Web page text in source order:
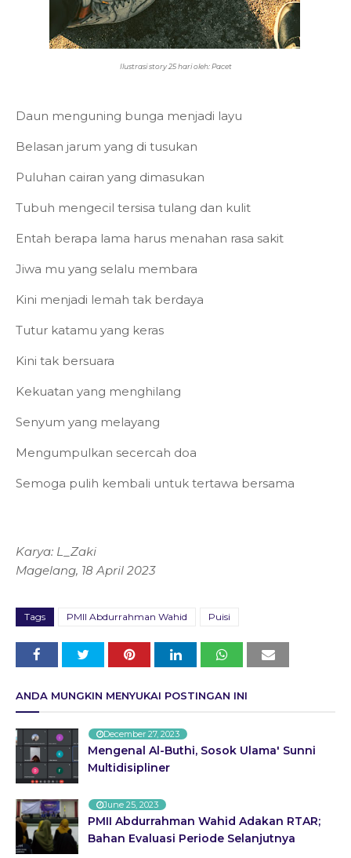
Ilustrasi story 25 hari oleh: Pacet
Daun menguning bunga menjadi layu
Belasan jarum yang di tusukan
Puluhan cairan yang dimasukan
Tubuh mengecil tersisa tulang dan kulit
Entah berapa lama harus menahan rasa sakit
Jiwa mu yang selalu membara
Kini menjadi lemah tak berdaya
Tutur katamu yang keras
Kini tak bersuara
Kekuatan yang menghilang
Senyum yang melayang
Mengumpulkan secercah doa
Semoga pulih kembali untuk tertawa bersama
Karya: L_Zaki
Magelang, 18 April 2023
Tags PMII Abdurrahman Wahid Puisi
ANDA MUNGKIN MENYUKAI POSTINGAN INI
December 27, 2023
Mengenal Al-Buthi, Sosok Ulama' Sunni
Multidisipliner
June 25, 2023
PMII Abdurrahman Wahid Adakan RTAR;
Bahan Evaluasi Periode Selanjutnya